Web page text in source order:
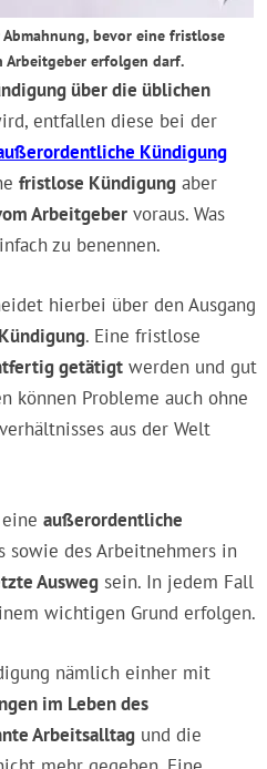
bevor eine fristlose
erfolgen darf.
über die üblichen
entfallen diese bei der
Kündigung
fristlose Kündigung aber
Arbeitgeber voraus. Was
zu benennen.
hierbei über den Ausgang
. Eine fristlose
getätigt werden und gut
können Probleme auch ohne
aus der Welt
außerordentliche
sowie des Arbeitnehmers in
Ausweg sein. In jedem Fall
wichtigen Grund erfolgen.
nämlich einher mit
im Leben des
Arbeitsalltag und die